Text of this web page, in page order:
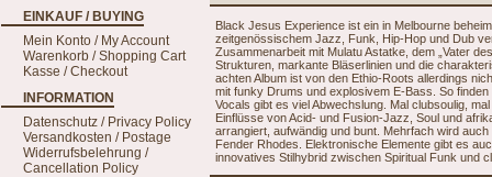
EINKAUF / BUYING
Mein Konto / My Account
Warenkorb / Shopping Cart
Kasse / Checkout
INFORMATION
Datenschutz / Privacy Policy
Versandkosten / Postage
Widerrufsbelehrung /
Cancellation Policy
Black Jesus Experience ist ein in Melbourne
zeitgenössischem Jazz, Funk, Hip-Hop und Dub
Zusammenarbeit mit Mulatu Astatke, dem „Vater
Strukturen, markante Bläserlinien und die
achten Album ist von den Ethio-Roots allerdings
mit funky Drums und explosivem E-Bass. So
Vocals gibt es viel Abwechslung. Mal clubsoulig,
Einflüsse von Acid- und Fusion-Jazz, Soul und
arrangiert, aufwändig und bunt. Mehrfach wird
Fender Rhodes. Elektronische Elemente gibt es
innovatives Stilhybrid zwischen Spiritual Funk und